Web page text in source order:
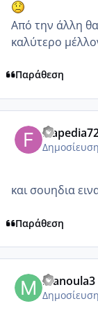
Από την άλλη
καλύτερο
Παράθεση
Δημοσίευση
και σουηδια
Παράθεση
manoula3
Δημοσίευση